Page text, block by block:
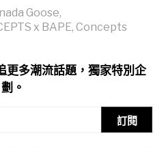
Goose,
x BAPE, Concepts
更多潮流話題，獨家特別企
劃。
訂閱